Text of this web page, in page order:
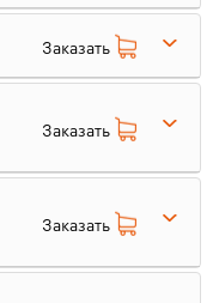
Заказать
Заказать
Заказать